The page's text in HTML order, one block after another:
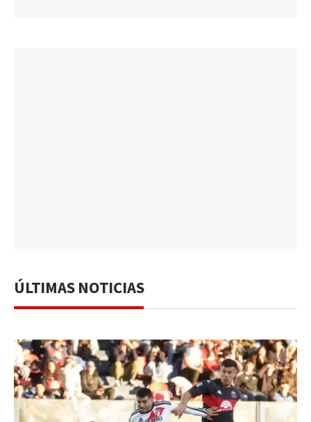
ÚLTIMAS NOTICIAS